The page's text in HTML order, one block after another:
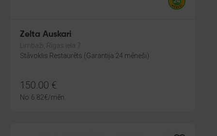
Zelta Auskari
Limbaži, Rīgas iela 7
Stāvoklis Restaurēts (Garantija 24 mēneši)
150.00 €
No 6.82€/mēn.